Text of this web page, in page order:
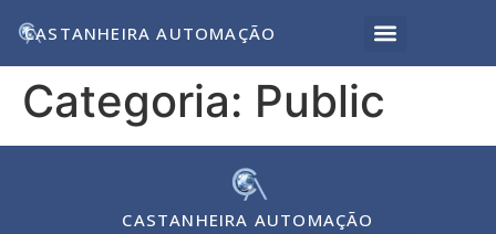
CASTANHEIRA AUTOMAÇÃO
Categoria: Public
CASTANHEIRA AUTOMAÇÃO